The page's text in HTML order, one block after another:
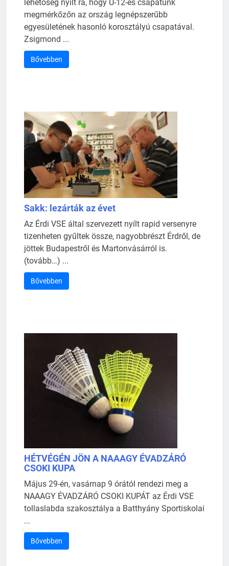
lehetőség nyílt rá, hogy U-12-es csapatunk
megmérkőzőn az ország legnépszerűbb
egyesületének hasonló korosztályú csapatával.
Zsigmond ...
Bővebben
Sakk: lezárták az évet
Az Érdi VSE által szervezett nyílt rapid versenyre
tizenheten gyűltek össze, nagyobbrészt Érdről, de
jöttek Budapestről és Martonvásárról is.
(tovább…) ...
Bővebben
HÉTVÉGÉN JÖN A NAAAGY ÉVADZÁRÓ
CSOKI KUPA
Május 29-én, vasárnap 9 órától rendezi meg a
NAAAGY ÉVADZÁRÓ CSOKI KUPÁT az Érdi VSE
tollaslabda szakosztálya a Batthyány Sportiskolai
...
Bővebben